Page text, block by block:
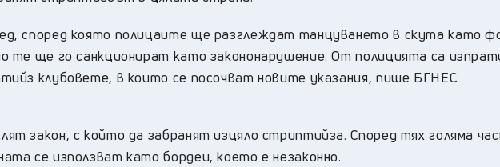
според която полицаите ще разглеждат танцуването в скута като
те ще го санкционират като закононарушение. От полицията са
клубовете, в които се посочват новите указания, пише БГНЕС.
закон, с който да забранят изцяло стриптийза. Според тях голяма
се използват като бордеи, което е незаконно.